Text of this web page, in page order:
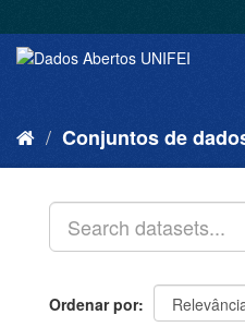
Conjuntos de
Ordenar por